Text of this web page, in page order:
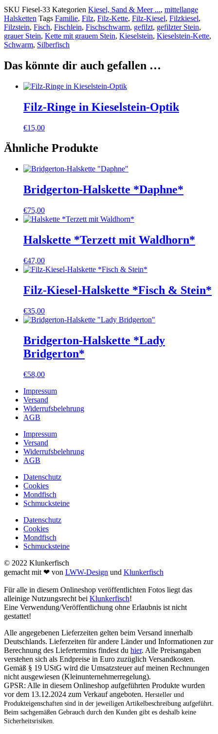
SKU Fiesel-33 Kategorien Kiesel, Sand & Meer ..., mittellange
Halsketten Tags Familie, Filz, Filz-Kette, Filz-Kiesel, Filzkiesel,
Filzstein, Fisch, Fischlein, Fischschwarm, gefilzt, gefilzter Stein,
grauer Stein, Kette mit grauem Stein, Kieselstein, Kieselstein-Kette,
Schwarm, Silberfisch
Das könnte dir auch gefallen …
Filz-Ringe in Kieselstein-Optik
€15,00
Ähnliche Produkte
Bridgerton-Halskette *Daphne*
€75,00
Halskette *Terzett mit Waldhorn*
€47,00
Filz-Kiesel-Halskette *Fisch & Stein*
€35,00
Bridgerton-Halskette *Lady
Bridgerton*
€58,00
Impressum
Versand
Widerrufsbelehrung
AGB
Impressum
Versand
Widerrufsbelehrung
AGB
Datenschutz
Cookies
Mondfisch
Schmucksteine
Datenschutz
Cookies
Mondfisch
Schmucksteine
© 2022 Klunkerfisch
gemacht mit ❤ von LWW-Design und Klunkerfisch
Für alle in diesem Onlineshop veröffentlichten Fotos liegt das
alleinige Nutzungsrecht bei Klunkerfisch!
Eine Verwendung/Veröffentlichung ohne Erlaubnis ist nicht
gestattet!
Alle angegebenen Lieferzeiten gelten beim Versand innerhalb
Deutschlands. Lieferzeiten für andere Länder und Informationen zur
Berechnung des Liefertermins findest du hier. Alle Preisangaben
verstehen sich als Endpreise in Euro zuzüglich Versandkosten.
Gemäß § 19 UStG wird die Umsatzsteuer auf meinen Rechnungen
nicht ausgewiesen (Kleinunternehmerregelung).
GPSR: Alle in diesem Onlineshop aufgeführten Produkte wurden
vor dem 13.12.2024 zum Verkauf angeboten. Hersteller und
Produkteigenschaften sind in der jeweiligen Artikelbeschreibung aufgeführt.
Beim sachgemäßen Gebrauch durch den Kunden gibt es deshalb keine
Sicherheitsrisiken.